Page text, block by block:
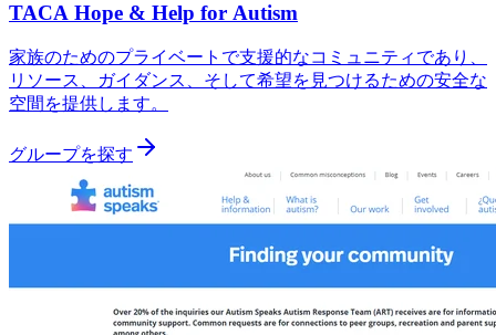
TACA Hope & Help for Autism
家族のためのプライベートで支援的なコミュニティであり、
リソース、ガイダンス、そして希望を見つけるための安全な
空間を提供します。
グループを探す